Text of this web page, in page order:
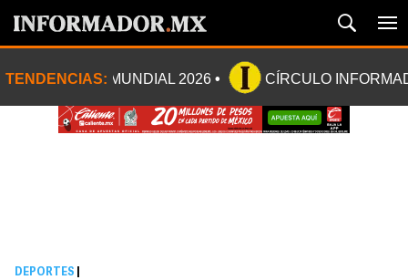
TENDENCIAS: MUNDIAL 2026 CÍRCULO
DEPORTES